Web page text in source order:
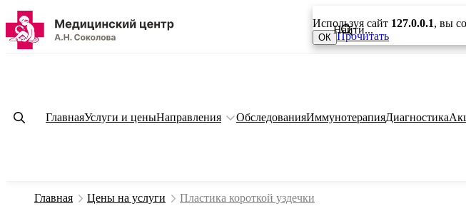
Используя сайт 127.0.0.1, вы
ОК Прочитать
ГлавнаяУслуги и ценыНаправления ОбследованияИммунотерапияДиагностика
Главная Цены на услуги Пластика короткой уздечки